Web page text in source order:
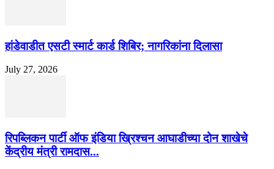
हांडेवाडीत एसटी स्मार्ट कार्ड शिबिर; नागरिकांना दिलासा
July 27, 2026
रिपब्लिकन पार्टी ऑफ इंडिया ख्रिश्चन आघाडीच्या दोन शाखेचे
केंद्रीय मंत्री रामदास...